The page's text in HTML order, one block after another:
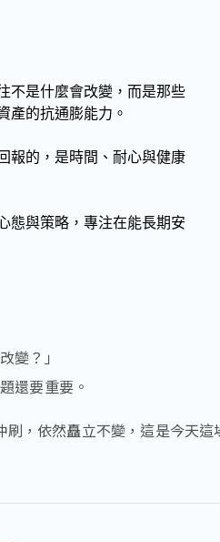
不是什麼會改變，而是那些
產的抗通膨能力。
報的，是時間、耐心與健康
態與策略，專注在能長期安
變？」
還要重要。
，依然矗立不變，這是今天這